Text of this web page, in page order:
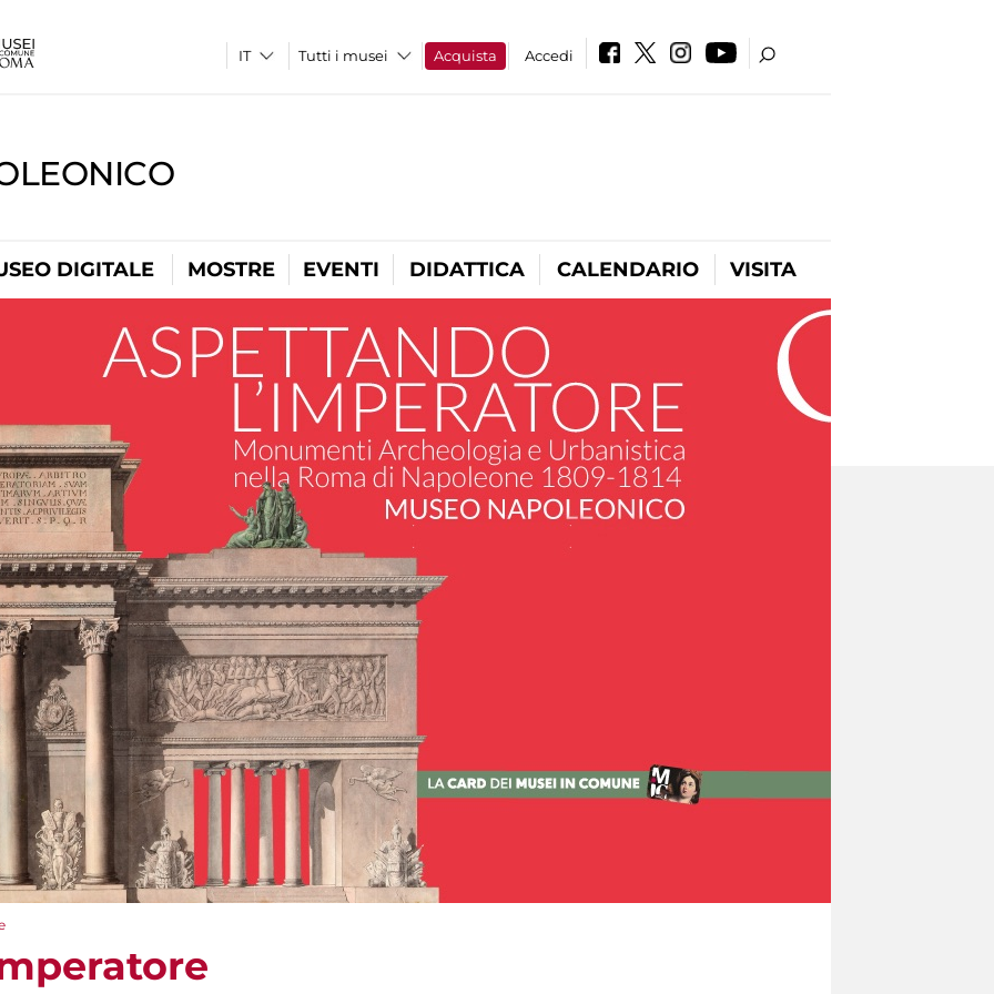
Tutti i musei Acquista Accedi
DIGITALE MOSTRE EVENTI DIDATTICA CALENDARIO VISITA